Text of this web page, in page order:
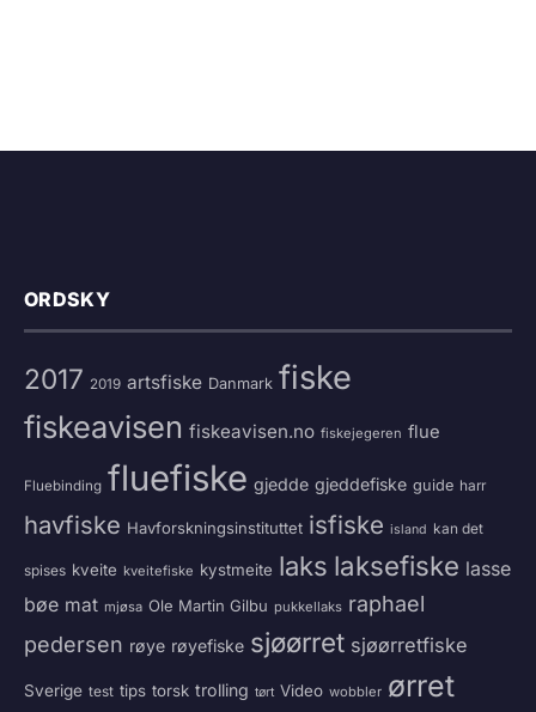
ORDSKY
2017 2019 artsfiske Danmark fiske
fiskeavisen fiskeavisen.no fiskejegeren flue
Fluebinding fluefiske gjedde gjeddefiske guide harr
havfiske Havforskningsinstituttet isfiske island kan det
spises kveite kveitefiske kystmeite laks laksefiske lasse
bøe mat mjøsa Ole Martin Gilbu pukkellaks raphael
pedersen røye røyefiske sjøørret sjøørretfiske
Sverige test tips torsk trolling tørt Video wobbler ørret